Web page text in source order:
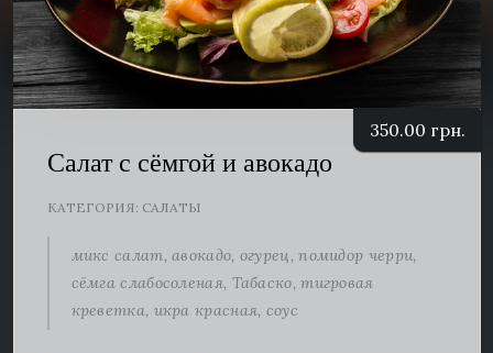
Салат с сёмгой и авокадо
350.00 грн.
КАТЕГОРИЯ: САЛАТЫ
микс салат, авокадо, огурец, помидор черри,
сёмга слабосоленая, Табаско, тигровая
креветка, икра красная, соус